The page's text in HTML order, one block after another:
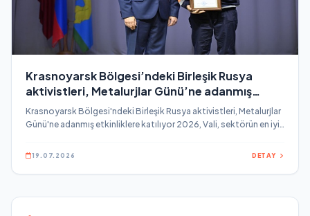
Krasnoyarsk Bölgesi’ndeki Birleşik Rusya
aktivistleri, Metalurjlar Günü’ne adanmış
etkinliklere katılıyor
Krasnoyarsk Bölgesi'ndeki Birleşik Rusya aktivistleri, Metalurjlar
Günü'ne adanmış etkinliklere katılıyor 2026, Vali, sektörün en iyi
Sekreteri, Krasnoyarsk Bölgesi Valisi Mikhail Kotyukov, Severo-
ve bölgesel ödüller sundu.
19.07.2026 DETAY